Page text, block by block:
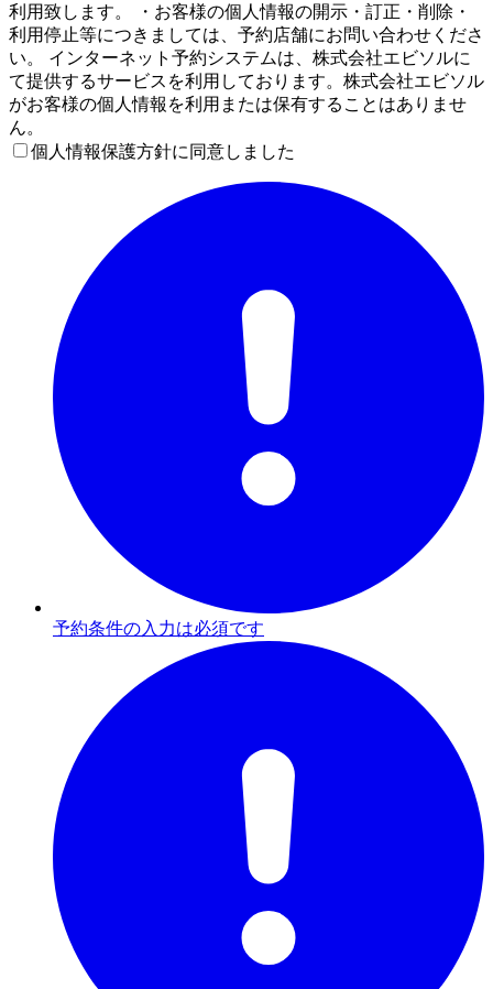
利用致します。 ・お客様の個人情報の開示・訂正・削除・
利用停止等につきましては、予約店舗にお問い合わせくださ
い。 インターネット予約システムは、株式会社エビソルに
て提供するサービスを利用しております。株式会社エビソル
がお客様の個人情報を利用または保有することはありませ
ん。
個人情報保護方針に同意しました
予約条件の入力は必須です